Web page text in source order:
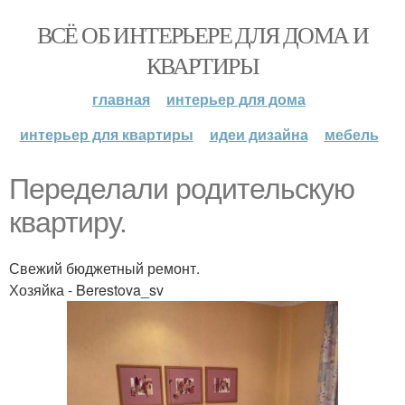
ВСЁ ОБ ИНТЕРЬЕРЕ ДЛЯ ДОМА И
КВАРТИРЫ
главная
интерьер для дома
интерьер для квартиры
идеи дизайна мебель
Переделали родительскую
квартиру.
Свежий бюджетный ремонт.
Хозяйка - Berestova_sv